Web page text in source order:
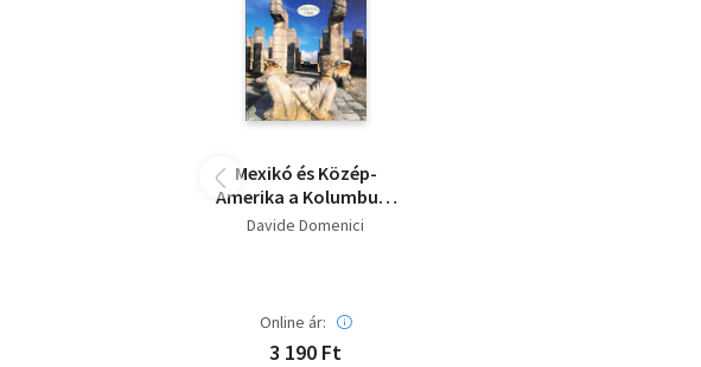
Mexikó és Közép-
Amerika a Kolumbusz
előtti időkben (A
Davide Domenici
Online ár:
3 190 Ft